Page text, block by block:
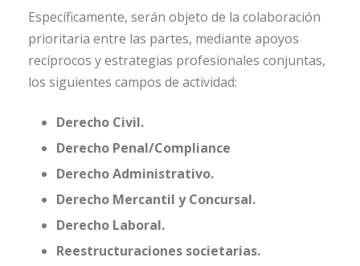
Específicamente, serán objeto de la colaboración
prioritaria entre las partes, mediante apoyos
recíprocos y estrategias profesionales conjuntas,
los siguientes campos de actividad:
Derecho Civil.
Derecho Penal/Compliance
Derecho Administrativo.
Derecho Mercantil y Concursal.
Derecho Laboral.
Reestructuraciones societarias.